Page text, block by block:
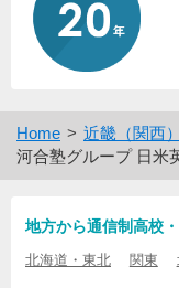
Home 近畿（関西）
河合塾グループ 日米
地方から通信制高校
北海道・東北 関東